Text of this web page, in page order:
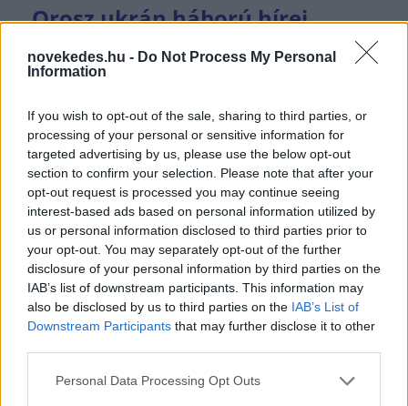
novekedes.hu - Do Not Process My Personal
Information
If you wish to opt-out of the sale, sharing to third parties, or
processing of your personal or sensitive information for
targeted advertising by us, please use the below opt-out
section to confirm your selection. Please note that after your
opt-out request is processed you may continue seeing
interest-based ads based on personal information utilized by
us or personal information disclosed to third parties prior to
your opt-out. You may separately opt-out of the further
disclosure of your personal information by third parties on the
IAB’s list of downstream participants. This information may
also be disclosed by us to third parties on the IAB’s List of
Downstream Participants that may further disclose it to other
Please note that this website/app uses one or more Google
Personal Data Processing Opt Outs
Orosz ukrán háború hírei
Háború: pusztító csapássorozatot
mértek Ukrajnára az oroszok
Háború: Előretörtek az oroszok
Zaporizzsjánál
Háború: vérfürdőt rendeztek az orosz
tisztek között az ukránok
Háború: Hatalmas orosz sikerek
Donyeckben
NÉPSZERŰ